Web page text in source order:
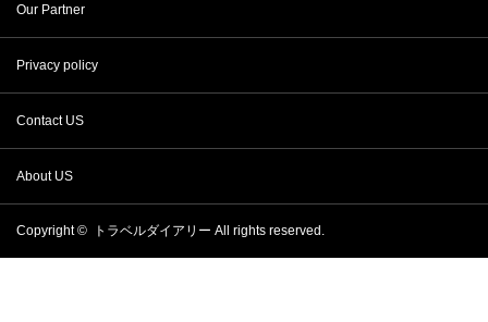
Our Partner
Privacy policy
Contact US
About US
Copyright © トラベルダイアリー All rights reserved.